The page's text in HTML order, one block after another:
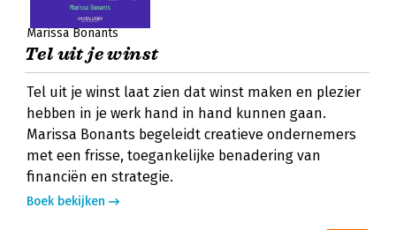
Marissa Bonants
Tel uit je winst
Tel uit je winst laat zien dat winst maken en plezier
hebben in je werk hand in hand kunnen gaan.
Marissa Bonants begeleidt creatieve ondernemers
met een frisse, toegankelijke benadering van
financiën en strategie.
Boek bekijken